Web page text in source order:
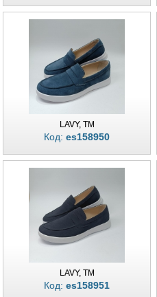
LAVY, TM
Код: es158950
LAVY, TM
Код: es158951